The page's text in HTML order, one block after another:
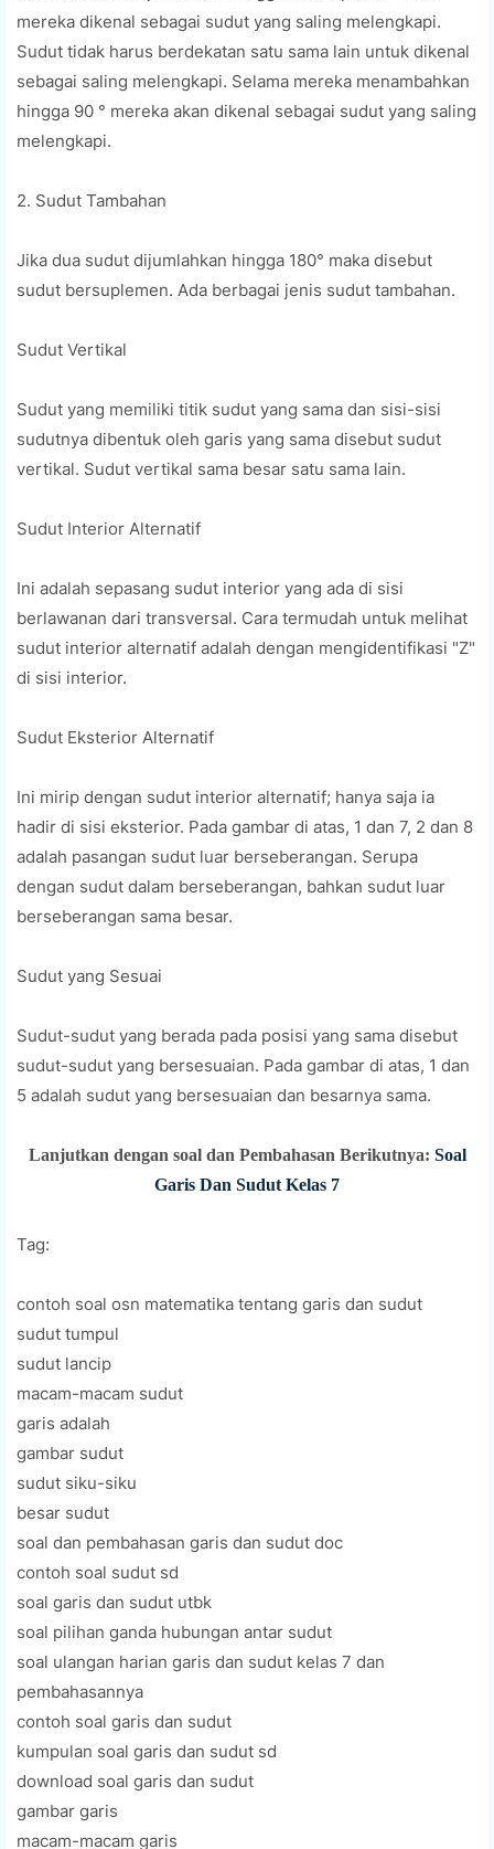
mereka dikenal sebagai sudut yang saling melengkapi.
Sudut tidak harus berdekatan satu sama lain untuk dikenal
sebagai saling melengkapi. Selama mereka menambahkan
hingga 90 ° mereka akan dikenal sebagai sudut yang saling
melengkapi.
2. Sudut Tambahan
Jika dua sudut dijumlahkan hingga 180° maka disebut
sudut bersuplemen. Ada berbagai jenis sudut tambahan.
Sudut Vertikal
Sudut yang memiliki titik sudut yang sama dan sisi-sisi
sudutnya dibentuk oleh garis yang sama disebut sudut
vertikal. Sudut vertikal sama besar satu sama lain.
Sudut Interior Alternatif
Ini adalah sepasang sudut interior yang ada di sisi
berlawanan dari transversal. Cara termudah untuk melihat
sudut interior alternatif adalah dengan mengidentifikasi "Z"
di sisi interior.
Sudut Eksterior Alternatif
Ini mirip dengan sudut interior alternatif; hanya saja ia
hadir di sisi eksterior. Pada gambar di atas, 1 dan 7, 2 dan 8
adalah pasangan sudut luar berseberangan. Serupa
dengan sudut dalam berseberangan, bahkan sudut luar
berseberangan sama besar.
Sudut yang Sesuai
Sudut-sudut yang berada pada posisi yang sama disebut
sudut-sudut yang bersesuaian. Pada gambar di atas, 1 dan
5 adalah sudut yang bersesuaian dan besarnya sama.
Lanjutkan dengan soal dan Pembahasan Berikutnya: Soal
Garis Dan Sudut Kelas 7
Tag:
contoh soal osn matematika tentang garis dan sudut
sudut tumpul
sudut lancip
macam-macam sudut
garis adalah
gambar sudut
sudut siku-siku
besar sudut
soal dan pembahasan garis dan sudut doc
contoh soal sudut sd
soal garis dan sudut utbk
soal pilihan ganda hubungan antar sudut
soal ulangan harian garis dan sudut kelas 7 dan
pembahasannya
contoh soal garis dan sudut
kumpulan soal garis dan sudut sd
download soal garis dan sudut
gambar garis
macam-macam garis